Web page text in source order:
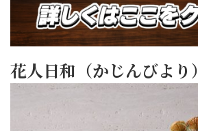
花人日和（かじんびより）